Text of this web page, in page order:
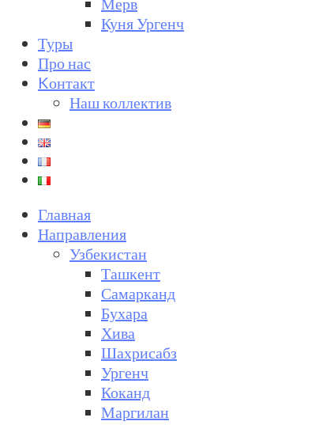
Куня Ургенч
Туры
Про нас
Kонтакт
Наш коллектив
Главная
Направления
Узбекистан
Ташкент
Самарканд
Бухара
Хива
Шахрисабз
Ургенч
Коканд
Маргилан